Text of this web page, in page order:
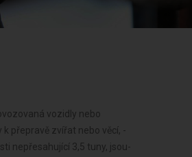
vozidly nebo
přepravě zvířat nebo věcí, -
nepřesahující 3,5 tuny, jsou-